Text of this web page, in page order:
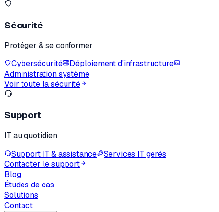
Sécurité
Protéger & se conformer
Cybersécurité
Déploiement d'infrastructure
Administration système
Voir toute la sécurité
Support
IT au quotidien
Support IT & assistance
Services IT gérés
Contacter le support
Blog
Études de cas
Solutions
Contact